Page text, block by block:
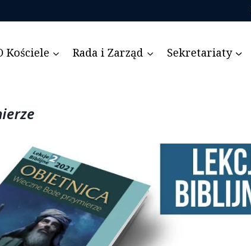
Kościele Rada i Zarząd Sekretariaty